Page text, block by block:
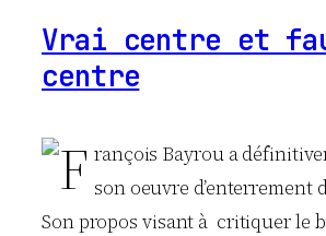
Vrai centre et
centre
F rançois Bayrou a
son oeuvre d’enterrement
Son propos visant à critiquer le